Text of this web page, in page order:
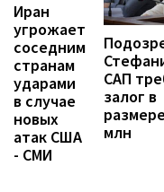
Иран
угрожает
соседним
странам
ударами
в случае
новых
атак США
- СМИ
САП
залог в
млн